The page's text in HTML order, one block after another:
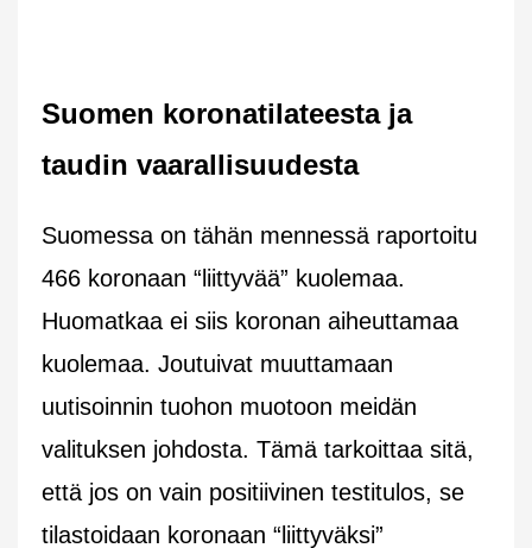
Suomen koronatilateesta ja
taudin vaarallisuudesta
Suomessa on tähän mennessä raportoitu
466 koronaan “liittyvää” kuolemaa.
Huomatkaa ei siis koronan aiheuttamaa
kuolemaa. Joutuivat muuttamaan
uutisoinnin tuohon muotoon meidän
valituksen johdosta. Tämä tarkoittaa sitä,
että jos on vain positiivinen testitulos, se
tilastoidaan koronaan “liittyväksi”